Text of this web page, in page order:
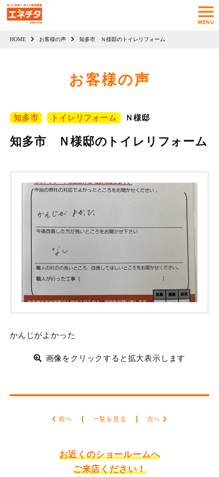
HOME お客様の声 知多市 Ｎ様邸のトイレリフォーム
お客様の声
知多市 トイレリフォーム Ｎ様邸
知多市 Ｎ様邸のトイレリフォーム
かんじがよかった
画像をクリックすると拡大表示します
前へ 一覧を見る 次へ
お近くのショールームへ
ご来店ください！